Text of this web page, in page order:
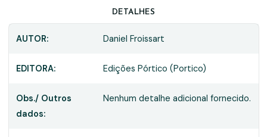
DETALHES
AUTOR: Daniel Froissart
EDITORA: Edições Pórtico (Portico)
Obs./ Outros
dados:
Nenhum detalhe adicional fornecido.